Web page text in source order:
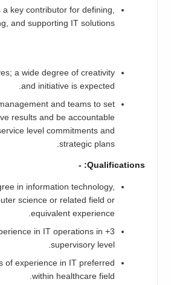
a key contributor for defining,
and supporting IT solutions
a wide degree of creativity
and initiative is expected.
and teams to set
results and be accountable
level commitments and
strategic plans.
Qualifications: -
in information technology,
science or related field or
equivalent experience.
in IT operations in
supervisory level.
of experience in IT preferred
within healthcare field.